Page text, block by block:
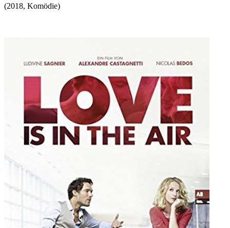
(2018, Komödie)